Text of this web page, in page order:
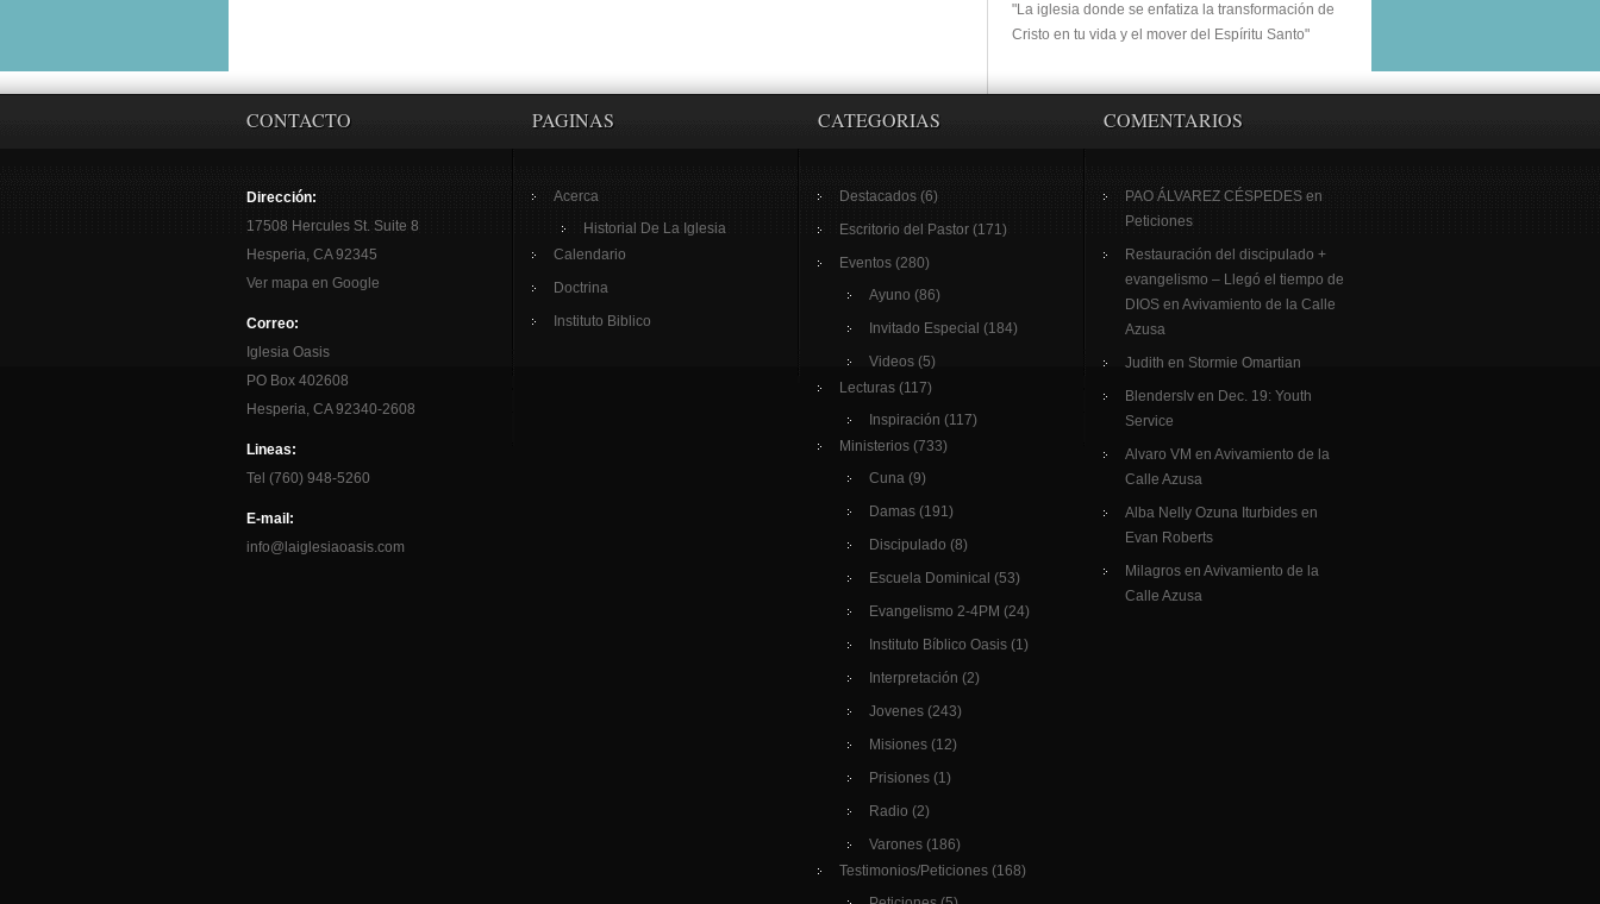
"La iglesia donde se enfatiza la transformación de
Cristo en tu vida y el mover del Espíritu Santo"
CONTACTO
Dirección:
17508 Hercules St. Suite 8
Hesperia, CA 92345
Ver mapa en Google
Correo:
Iglesia Oasis
PO Box 402608
Hesperia, CA 92340-2608
Lineas:
Tel (760) 948-5260
E-mail:
info@laiglesiaoasis.com
PAGINAS
Acerca
Historial De La Iglesia
Calendario
Doctrina
Instituto Biblico
CATEGORIAS
Destacados (6)
Escritorio del Pastor (171)
Eventos (280)
Ayuno (86)
Invitado Especial (184)
Videos (5)
Lecturas (117)
Inspiración (117)
Ministerios (733)
Cuna (9)
Damas (191)
Discipulado (8)
Escuela Dominical (53)
Evangelismo 2-4PM (24)
Instituto Bíblico Oasis (1)
Interpretación (2)
Jovenes (243)
Misiones (12)
Prisiones (1)
Radio (2)
Varones (186)
Testimonios/Peticiones (168)
COMENTARIOS
PAO ÁLVAREZ CÉSPEDES en
Peticiones
Restauración del discipulado +
evangelismo – Llegó el tiempo de
DIOS en Avivamiento de la Calle
Azusa
Judith en Stormie Omartian
Blenderslv en Dec. 19: Youth
Service
Alvaro VM en Avivamiento de la
Calle Azusa
Alba Nelly Ozuna Iturbides en
Evan Roberts
Milagros en Avivamiento de la
Calle Azusa